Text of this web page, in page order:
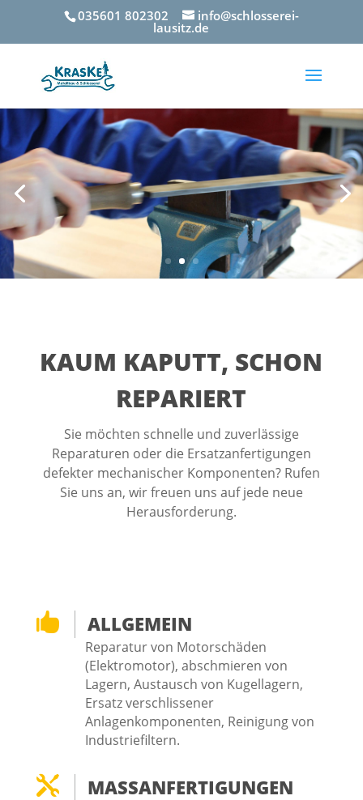
035601 802302 info@schlosserei-
lausitz.de
KAUM KAPUTT, SCHON
REPARIERT
Sie möchten schnelle und zuverlässige
Reparaturen oder die Ersatzanfertigungen
defekter mechanischer Komponenten? Rufen
Sie uns an, wir freuen uns auf jede neue
Herausforderung.
 ALLGEMEIN
Reparatur von Motorschäden
(Elektromotor), abschmieren von
Lagern, Austausch von Kugellagern,
Ersatz verschlissener
Anlagenkomponenten, Reinigung von
Industriefiltern.
 MASSANFERTIGUNGEN